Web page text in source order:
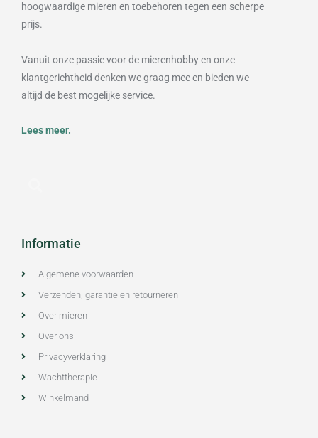
hoogwaardige mieren en toebehoren tegen een scherpe
prijs.
Vanuit onze passie voor de mierenhobby en onze
klantgerichtheid denken we graag mee en bieden we
altijd de best mogelijke service.
Lees meer.
Informatie
Algemene voorwaarden
Verzenden, garantie en retourneren
Over mieren
Over ons
Privacyverklaring
Wachttherapie
Winkelmand